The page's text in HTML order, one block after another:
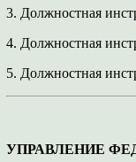
3. Должностная
4. Должностная
5. Должностная
УПРАВЛЕНИЕ